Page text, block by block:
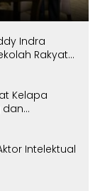
Indra
Rakyat
Kelapa
dan
Intelektual